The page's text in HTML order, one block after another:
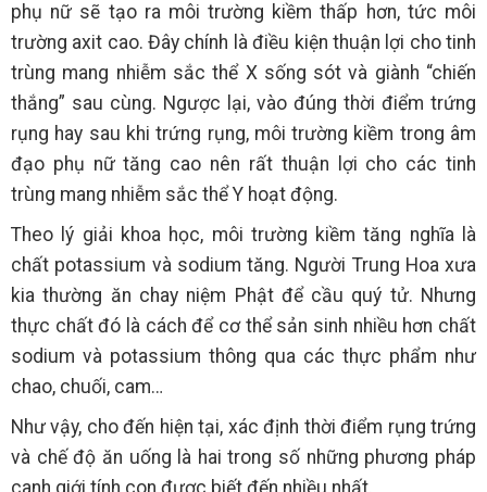
phụ nữ sẽ tạo ra môi trường kiềm thấp hơn, tức môi
trường axit cao. Đây chính là điều kiện thuận lợi cho tinh
trùng mang nhiễm sắc thể X sống sót và giành “chiến
thắng” sau cùng. Ngược lại, vào đúng thời điểm trứng
rụng hay sau khi trứng rụng, môi trường kiềm trong âm
đạo phụ nữ tăng cao nên rất thuận lợi cho các tinh
trùng mang nhiễm sắc thể Y hoạt động.
Theo lý giải khoa học, môi trường kiềm tăng nghĩa là
chất potassium và sodium tăng. Người Trung Hoa xưa
kia thường ăn chay niệm Phật để cầu quý tử. Nhưng
thực chất đó là cách để cơ thể sản sinh nhiều hơn chất
sodium và potassium thông qua các thực phẩm như
chao, chuối, cam…
Như vậy, cho đến hiện tại, xác định thời điểm rụng trứng
và chế độ ăn uống là hai trong số những phương pháp